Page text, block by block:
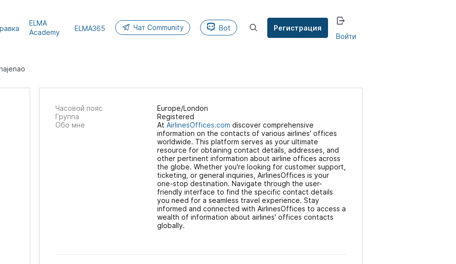
ELMA
Academy
ELMA365 Чат Community Bot
Регистрация
Войти
Часовой пояс
Europe/London
Группа
Registered
Обо мне
At AirlinesOffices.com discover comprehensive
information on the contacts of various airlines' offices
worldwide. This platform serves as your ultimate
resource for obtaining contact details, addresses, and
other pertinent information about airline offices across
the globe. Whether you're looking for customer support,
ticketing, or general inquiries, AirlinesOffices is your
one-stop destination. Navigate through the user-
friendly interface to find the specific contact details
you need for a seamless travel experience. Stay
informed and connected with AirlinesOffices to access a
wealth of information about airlines' offices contacts
globally.